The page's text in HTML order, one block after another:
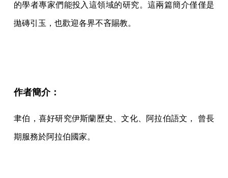
的學者專家們能投入這領域的研究。這兩篇簡介僅僅是
拋磚引玉，也歡迎各界不吝賜教。
作者簡介：
聿伯，喜好研究伊斯蘭歷史、文化、阿拉伯語文， 曾長
期服務於阿拉伯國家。